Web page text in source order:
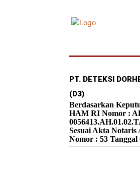
PT. DETEKSI
(D3)
Berdasarkan
HAM RI Nomor :
Sesuai Akta Notaris
Nomor : 53 Tanggal